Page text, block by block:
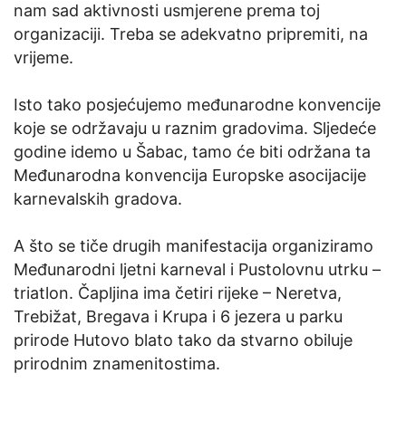
nam sad aktivnosti usmjerene prema toj
organizaciji. Treba se adekvatno pripremiti, na
vrijeme.
Isto tako posjećujemo međunarodne konvencije
koje se održavaju u raznim gradovima. Sljedeće
godine idemo u Šabac, tamo će biti održana ta
Međunarodna konvencija Europske asocijacije
karnevalskih gradova.
A što se tiče drugih manifestacija organiziramo
Međunarodni ljetni karneval i Pustolovnu utrku –
triatlon. Čapljina ima četiri rijeke – Neretva,
Trebižat, Bregava i Krupa i 6 jezera u parku
prirode Hutovo blato tako da stvarno obiluje
prirodnim znamenitostima.